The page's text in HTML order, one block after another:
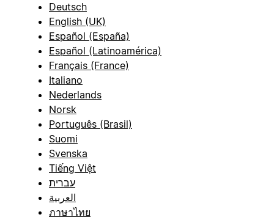
Deutsch
English (UK)
Español (España)
Español (Latinoamérica)
Français (France)
Italiano
Nederlands
Norsk
Português (Brasil)
Suomi
Svenska
Tiếng Việt
עברית
العربية
ภาษาไทย